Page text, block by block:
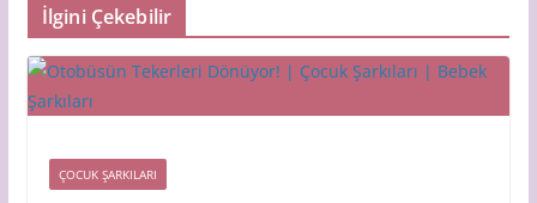
İlgini Çekebilir
ÇOCUK ŞARKILARI